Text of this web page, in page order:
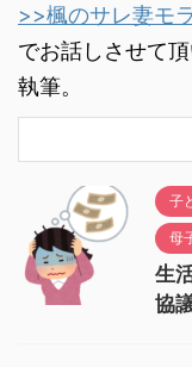
>>楓のサレ妻モ
でお話しさせて
執筆。
子
母
生
協